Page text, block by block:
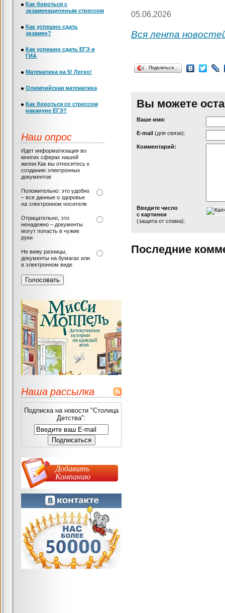
05.06.2026
Вся лента
Поделиться…
Вы можете
Ваше имя:
Е-mail (для связи):
Комментарий:
Введите число
с картинки
(защита от спама):
Последние
Как бороться с
экзаменационным стрессом
Как успешно сдать
экзамен?
Как успешно сдать ЕГЭ и
ГИА
Математика на 5! Легко!
Олимпийская математика
Как бороться со стрессом
накануне ЕГЭ?
Наш опрос
Идет информатизация во
многих сферах нашей
жизни.Как вы относитесь к
созданию электронных
документов
Положительно: это удобно
– все данные о здоровье
на электронном носителе
Отрицательно, это
ненадежно – документы
могут попасть в чужие
руки
Не вижу разницы,
документы на бумагах или
в электронном виде
Наша рассылка
Подписка на новости "Столица
Детства":
Добавить
Компанию